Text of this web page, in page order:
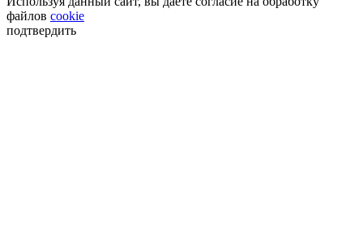
файлов cookie
подтвердить